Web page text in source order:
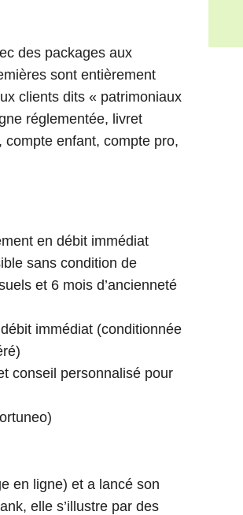
des packages aux
sont entièrement
clients dits « patrimoniaux
réglementée, livret
compte enfant, compte pro,
en débit immédiat
sans condition de
et 6 mois d’ancienneté
immédiat (conditionnée
conseil personnalisé pour
en ligne) et a lancé son
elle s’illustre par des